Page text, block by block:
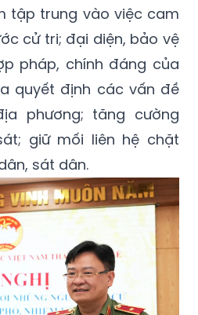
tập trung vào việc cam
cử tri; đại diện, bảo vệ
pháp, chính đáng của
quyết định các vấn đề
phương; tăng cường
giữ mối liên hệ chặt
sát dân.